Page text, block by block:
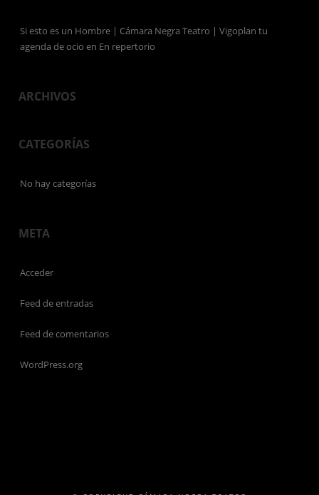
Si esto es un Hombre | Cámara Negra Teatro | Vigoplan tu
agenda de ocio en En repertorio
ARCHIVOS
CATEGORÍAS
No hay categorías
META
Acceder
Feed de entradas
Feed de comentarios
WordPress.org